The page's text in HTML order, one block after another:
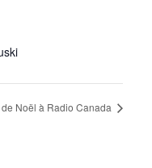
Noël à Radio Canada